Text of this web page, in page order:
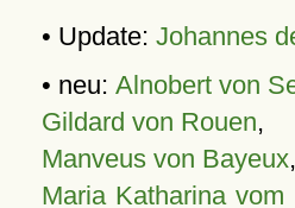
• Update: Johannes
• neu: Alnobert von
Gildard von Rouen,
Manveus von Bayeux,
Maria Katharina